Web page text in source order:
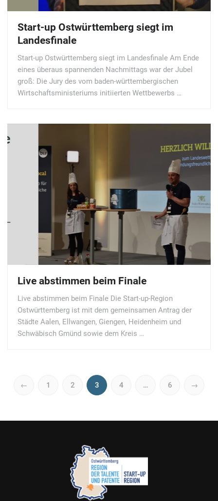
Start-up Ostwürttemberg siegt im
Landesfinale
Start-up Ostwürttemberg siegt im Landesfinale Am Ende
eines überaus spannenden Nachmittags war der Jubel
groß: Die Jury des vom baden-württembergischen
Wirtschaftsministeriums initiierten Wettbewerbs …
Live abstimmen beim Finale
Live abstimmen beim Finale Die Start-up-Region
Ostwürttemberg ist mit dem gemeinsamen Antrag der
Städte Aalen, Ellwangen, Giengen, Heidenheim und
Schwäbisch Gmünd sowie dem Kreis …
← 1 2 3 4 … 6 →